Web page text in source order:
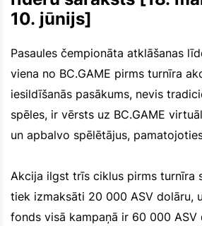
10. jūnijs]
Pasaules čempionāta atklāšanas
viena no BC.GAME pirms turnīra
iesildīšanās pasākums, nevis
spēles, ir vērsts uz BC.GAME
un apbalvo spēlētājus,
Akcija ilgst trīs ciklus pirms turnīra
tiek izmaksāti 20 000 ASV dolāru,
fonds visā kampaņā ir 60 000 ASV